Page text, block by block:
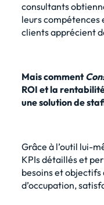
consultants
leurs compétences
clients apprécient
Mais comment
ROI et la
une solution de
Grâce à l’outil lui-
KPIs détaillés et
besoins et objectifs
d’occupation,